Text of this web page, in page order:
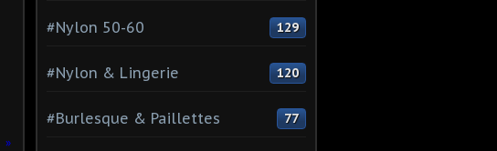
#Nylon 50-60 129
#Nylon & Lingerie 120
#Burlesque & Paillettes 77